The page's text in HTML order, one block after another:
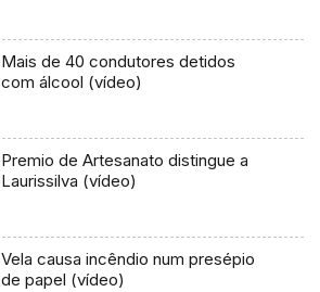
Mais de 40 condutores detidos
com álcool (vídeo)
Premio de Artesanato distingue a
Laurissilva (vídeo)
Vela causa incêndio num presépio
de papel (vídeo)